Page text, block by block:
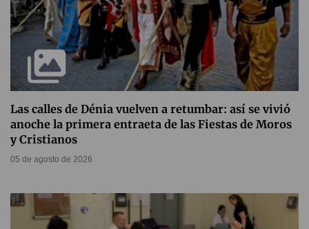
Las calles de Dénia vuelven a retumbar: así se vivió
anoche la primera entraeta de las Fiestas de Moros
y Cristianos
05 de agosto de 2026